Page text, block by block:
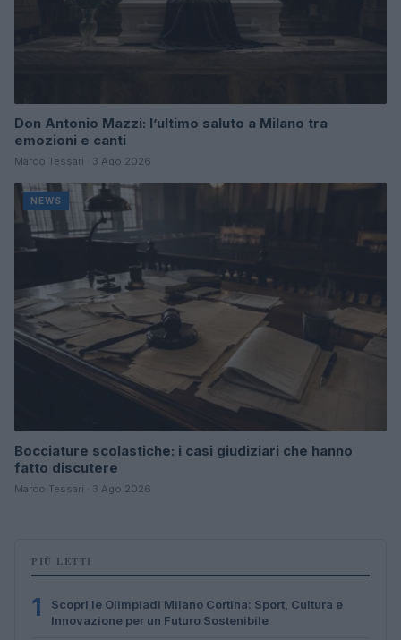
Don Antonio Mazzi: l’ultimo saluto a Milano tra
emozioni e canti
Marco Tessari · 3 Ago 2026
NEWS
Bocciature scolastiche: i casi giudiziari che hanno
fatto discutere
Marco Tessari · 3 Ago 2026
PIÙ LETTI
1
Scopri le Olimpiadi Milano Cortina: Sport, Cultura e
Innovazione per un Futuro Sostenibile